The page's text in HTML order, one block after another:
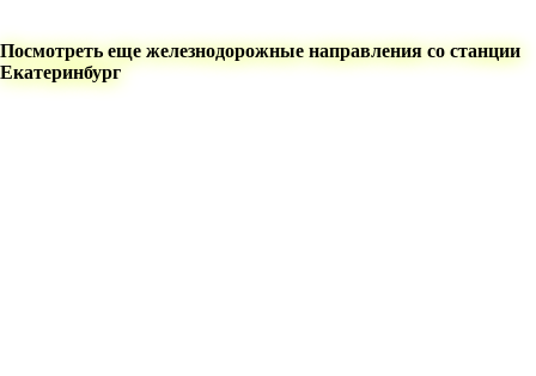
Посмотреть еще железнодорожные направления со станции
Екатеринбург